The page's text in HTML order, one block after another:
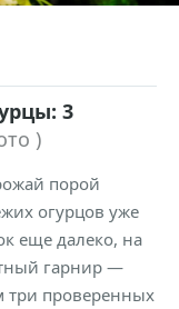
3
)
порой
огурцов уже
еще далеко, на
гарнир —
три проверенных